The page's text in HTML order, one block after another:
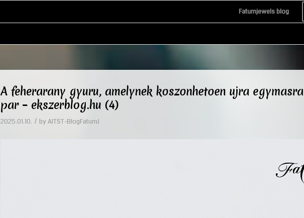
Fatumjewels blog
A feherarany gyuru, amelynek koszonhetoen ujra
par – ekszerblog.hu (4)
2025.01.10. / by AITST-BlogFatumJ